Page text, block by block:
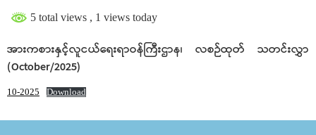
5 total views , 1 views today
အားကစားနှင့်လူငယ်ရေးရာဝန်ကြီးဌာန၊ လစဉ်ထုတ် သတင်းလွှာ
(October/2025)
10-2025 Download